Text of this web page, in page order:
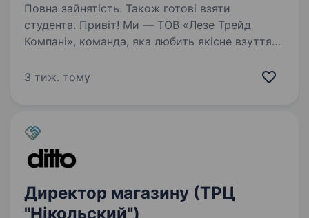
Повна зайнятість. Також готові взяти
студента. Привіт! Ми — ТОВ «Лезе Трейд
Компані», команда, яка любить якісне взуття
зробити вибір комфортного та модного взуття
3 тиж. тому
Директор магазину (ТРЦ
"Нікольский")